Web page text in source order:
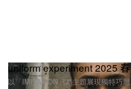
uniform experiment 2025
以「IMITATION」為主題展現獨特巧